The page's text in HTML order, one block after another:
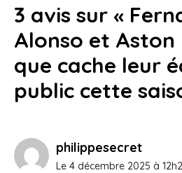
3 avis sur «
Alonso et Aston
que cache leur
public cette
philippesecret
Le 4 décembre 2025 à